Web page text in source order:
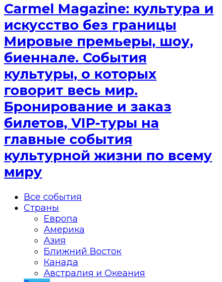
Сarmel Magazine: культура и
искусство без границы
Мировые премьеры, шоу,
биеннале. События
культуры, о которых
говорит весь мир.
Бронирование и заказ
билетов, VIP-туры на
главные события
культурной жизни по всему
миру
Все события
Страны
Европа
Америка
Азия
Ближний Восток
Канада
Австралия и Океания